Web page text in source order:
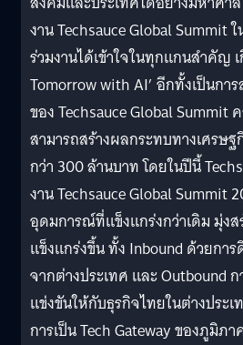
งาน Techsauce Global Summit
ร่วมงานได้เข้าใจในทุกแกนสำคัญ
Tomorrow with AI’ อีกทั้งเป็นกา
ของ Techsauce Global Summit
สามารถสร้างผลกระทบทางเศรษ
กว่า 300 ล้านบาท โดยในปีนี้
งาน Techsauce Global Summit
อุดมการณ์ที่แข็งแกร่งกว่าเดิม มุ่งส
แข็งแกร่งขึ้น ทั้ง Inbound ด้วยกา
จากต่างประเทศ และ Outbound
แข่งขันให้กับธุรกิจไทยในต่างประ
การเป็น Tech Gateway ของภูมิภา